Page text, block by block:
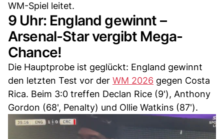
WM-Spiel leitet.
9 Uhr: England gewinnt –
Arsenal-Star vergibt Mega-
Chance!
Die Hauptprobe ist geglückt: England gewinnt
den letzten Test vor der WM 2026 gegen Costa
Rica. Beim 3:0 treffen Declan Rice (9'), Anthony
Gordon (68', Penalty) und Ollie Watkins (87').